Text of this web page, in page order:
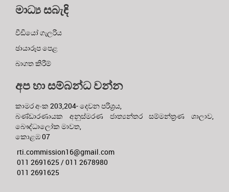
මාධ්‍ය සබැඳි
වීඩියෝ ගැලරිය
ඡායාරූප පෙළ
බාගත කිරීම්
අප හා සම්බන්ධ වන්න
කාමර අංක 203,204- දෙවන පරිශ්‍රය,
බණ්ඩාරණායක අනුස්මරණ ජාත්‍යන්තර සම්මන්ත්‍රණ ශාලාව,
බෞද්ධාලෝක මාවත,
කොළඹ 07
rti.commission16@gmail.com
011 2691625 / 011 2678980
011 2691625